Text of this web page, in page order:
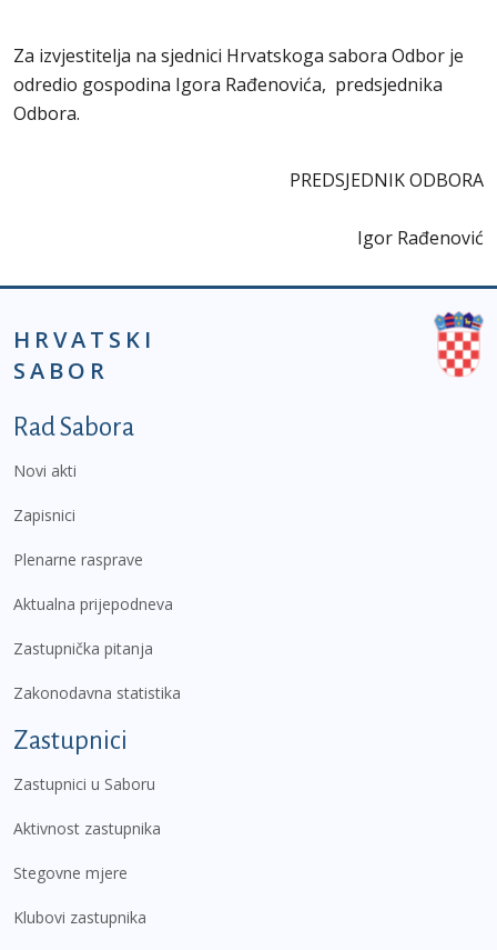
Za izvjestitelja na sjednici Hrvatskoga sabora Odbor je
odredio gospodina Igora Rađenovića, predsjednika
Odbora.
PREDSJEDNIK ODBORA
Igor Rađenović
HRVATSKI
SABOR
Podnožje prvi izbornik
Rad Sabora
Novi akti
Zapisnici
Plenarne rasprave
Aktualna prijepodneva
Zastupnička pitanja
Zakonodavna statistika
Zastupnici
Zastupnici u Saboru
Aktivnost zastupnika
Stegovne mjere
Klubovi zastupnika